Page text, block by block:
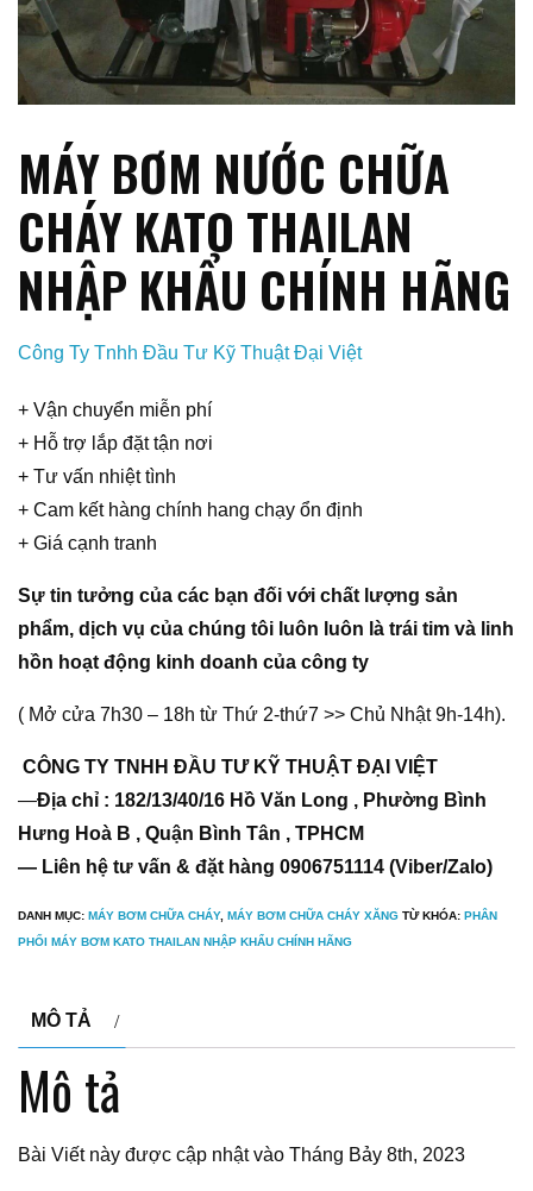
MÁY BƠM NƯỚC CHỮA
CHÁY KATO THAILAN
NHẬP KHẨU CHÍNH HÃNG
Công Ty Tnhh Đầu Tư Kỹ Thuật Đại Việt
+ Vận chuyển miễn phí
+ Hỗ trợ lắp đặt tận nơi
+ Tư vấn nhiệt tình
+ Cam kết hàng chính hang chạy ổn định
+ Giá cạnh tranh
Sự tin tưởng của các bạn đối với chất lượng sản
phẩm, dịch vụ của chúng tôi luôn luôn là trái tim và linh
hồn hoạt động kinh doanh của công ty
( Mở cửa 7h30 – 18h từ Thứ 2-thứ7 >> Chủ Nhật 9h-14h).
CÔNG TY TNHH ĐẦU TƯ KỸ THUẬT ĐẠI VIỆT
—Địa chỉ : 182/13/40/16 Hồ Văn Long , Phường Bình
Hưng Hoà B , Quận Bình Tân , TPHCM
— Liên hệ tư vấn & đặt hàng 0906751114 (Viber/Zalo)
DANH MỤC: MÁY BƠM CHỮA CHÁY, MÁY BƠM CHỮA CHÁY XĂNG TỪ KHÓA: PHÂN
PHỐI MÁY BƠM KATO THAILAN NHẬP KHẨU CHÍNH HÃNG
MÔ TẢ
Mô tả
Bài Viết này được cập nhật vào Tháng Bảy 8th, 2023